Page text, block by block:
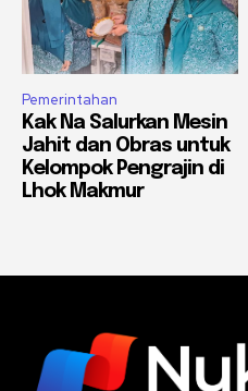
Pemerintahan
Kak Na Salurkan Mesin
Jahit dan Obras untuk
Kelompok Pengrajin di
Lhok Makmur